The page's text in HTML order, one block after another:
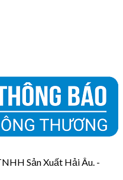
Sản Xuất Hải Âu. -